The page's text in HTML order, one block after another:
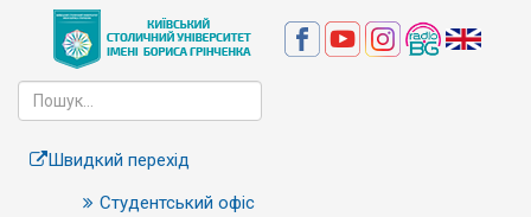
Швидкий перехід
Студентський офіс